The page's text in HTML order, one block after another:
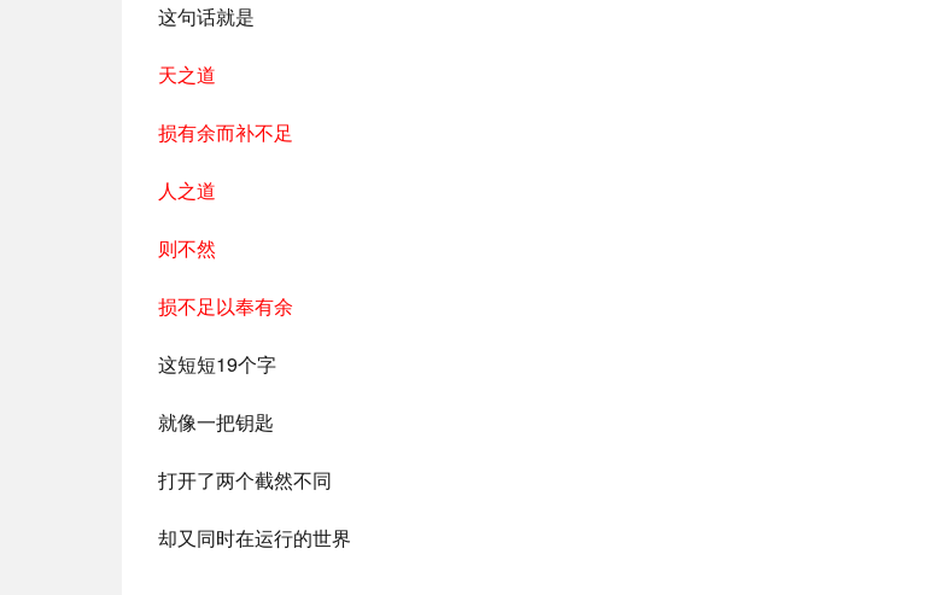
这句话就是
天之道
损有余而补不足
人之道
则不然
损不足以奉有余
这短短19个字
就像一把钥匙
打开了两个截然不同
却又同时在运行的世界